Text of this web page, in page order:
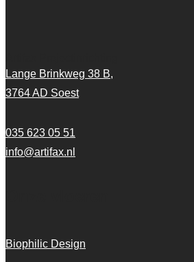
Lange Brinkweg 38 B,
3764 AD Soest
035 623 05 51
info@artifax.nl
Biophilic Design